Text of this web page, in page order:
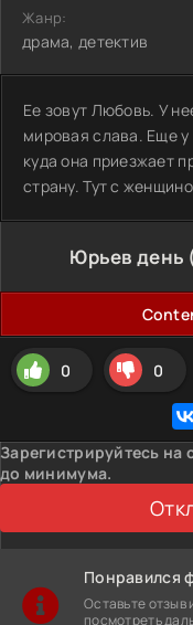
Жанр:
драма, детектив
Ее зовут Любовь. У
мировая слава. Еще у
куда она приезжает
страну. Тут с
Юрьев день
0 0
Зарегистрируйтесь на
до минимума.
Оставьте отзыв
посмотреть